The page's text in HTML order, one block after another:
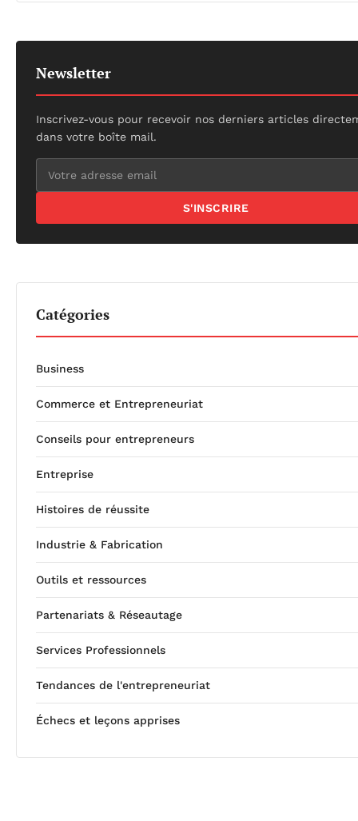
Newsletter
Inscrivez-vous pour recevoir nos derniers articles
dans votre boîte mail.
S'INSCRIRE
Catégories
Business
Commerce et Entrepreneuriat
Conseils pour entrepreneurs
Entreprise
Histoires de réussite
Industrie & Fabrication
Outils et ressources
Partenariats & Réseautage
Services Professionnels
Tendances de l'entrepreneuriat
Échecs et leçons apprises